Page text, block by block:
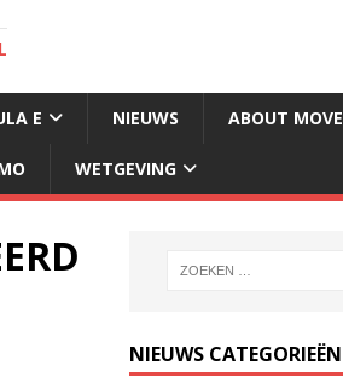
E NIEUWS ABOUT MOVE
WETGEVING
NIEUWS CATEGORIEËN